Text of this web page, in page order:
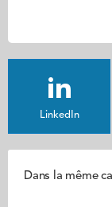
LinkedIn
Dans la même